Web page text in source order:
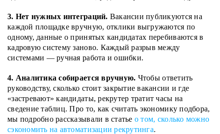
3. Нет нужных интеграций. Вакансии публикуются на
каждой площадке вручную, отклики выгружаются по
одному, данные о принятых кандидатах перебиваются в
кадровую систему заново. Каждый разрыв между
системами — ручная работа и ошибки.
4. Аналитика собирается вручную. Чтобы ответить
руководству, сколько стоит закрытие вакансии и где
«застревают» кандидаты, рекрутер тратит часы на
сведение таблиц. Про то, как считать экономику подбора,
мы подробно рассказывали в статье о том, сколько можно
сэкономить на автоматизации рекрутинга.